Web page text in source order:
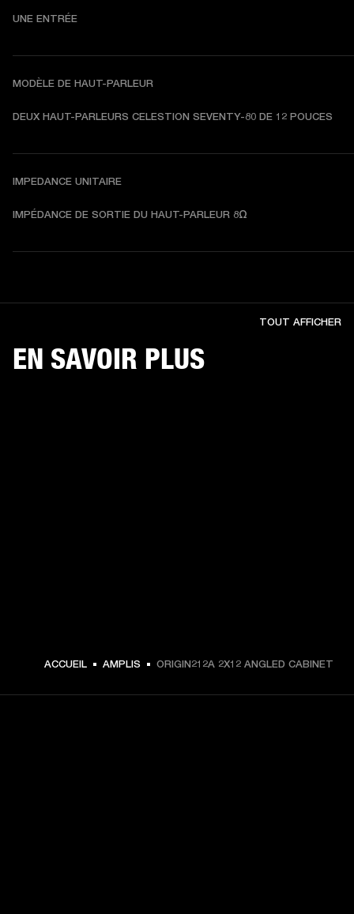
€ 449 -
UNE ENTRÉE
MODÈLE DE HAUT-PARLEUR
DEUX HAUT-PARLEURS CELESTION SEVENTY-80 DE 12 POUCES
IMPEDANCE UNITAIRE
IMPÉDANCE DE SORTIE DU HAUT-PARLEUR 8Ω
EN SAVOIR PLUS
TOUT AFFICHER
ACCUEIL AMPLIS ORIGIN212A 2X12 ANGLED CABINET